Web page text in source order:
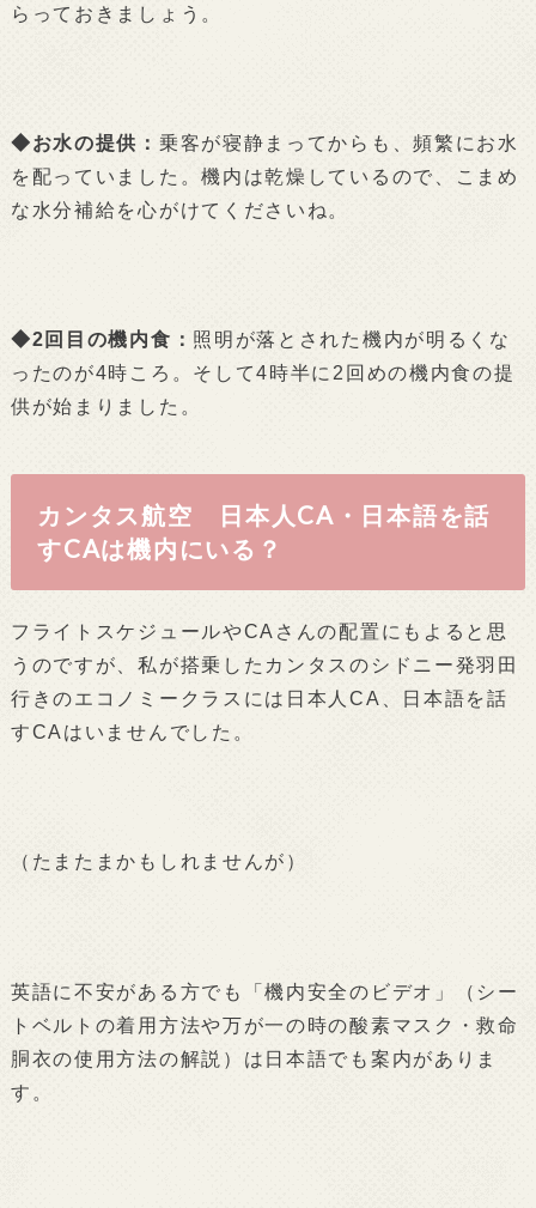
らっておきましょう。
◆お水の提供： 乗客が寝静まってからも、頻繁にお水
を配っていました。機内は乾燥しているので、こまめ
な水分補給を心がけてくださいね。
◆2回目の機内食： 照明が落とされた機内が明るくな
ったのが4時ころ。そして4時半に2回めの機内食の提
供が始まりました。
カンタス航空 日本人CA・日本語を話
すCAは機内にいる？
フライトスケジュールやCAさんの配置にもよると思
うのですが、私が搭乗したカンタスのシドニー発羽田
行きのエコノミークラスには日本人CA、日本語を話
すCAはいませんでした。
（たまたまかもしれませんが）
英語に不安がある方でも「機内安全のビデオ」（シー
トベルトの着用方法や万が一の時の酸素マスク・救命
胴衣の使用方法の解説）は日本語でも案内がありま
す。